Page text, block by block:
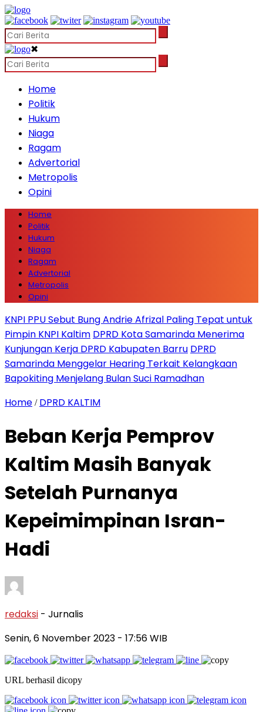
✖
Home
Politik
Hukum
Niaga
Ragam
Advertorial
Metropolis
Opini
Home
Politik
Hukum
Niaga
Ragam
Advertorial
Metropolis
Opini
KNPI PPU Sebut Bung Andrie Afrizal Paling Tepat untuk
Pimpin KNPI Kaltim DPRD Kota Samarinda Menerima
Kunjungan Kerja DPRD Kabupaten Barru DPRD
Samarinda Menggelar Hearing Terkait Kelangkaan
Bapokiting Menjelang Bulan Suci Ramadhan
Home / DPRD KALTIM
Beban Kerja Pemprov
Kaltim Masih Banyak
Setelah Purnanya
Kepeimimpinan Isran-
Hadi
redaksi - Jurnalis
Senin, 6 November 2023 - 17:56 WIB
URL berhasil dicopy